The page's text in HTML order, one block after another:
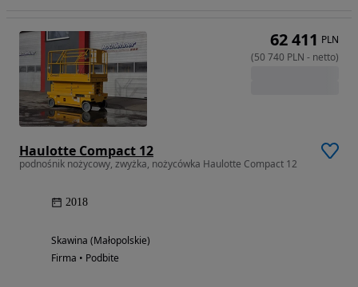
Haulotte Compact 12
podnośnik nożycowy, zwyżka, nożycówka Haulotte Compact 12
2018
Skawina (Małopolskie)
Firma • Podbite
62 411 PLN
(50 740 PLN - netto)